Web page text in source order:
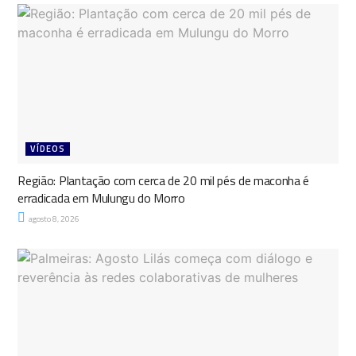
VÍDEOS
Região: Plantação com cerca de 20 mil pés de maconha é
erradicada em Mulungu do Morro
agosto 8, 2026